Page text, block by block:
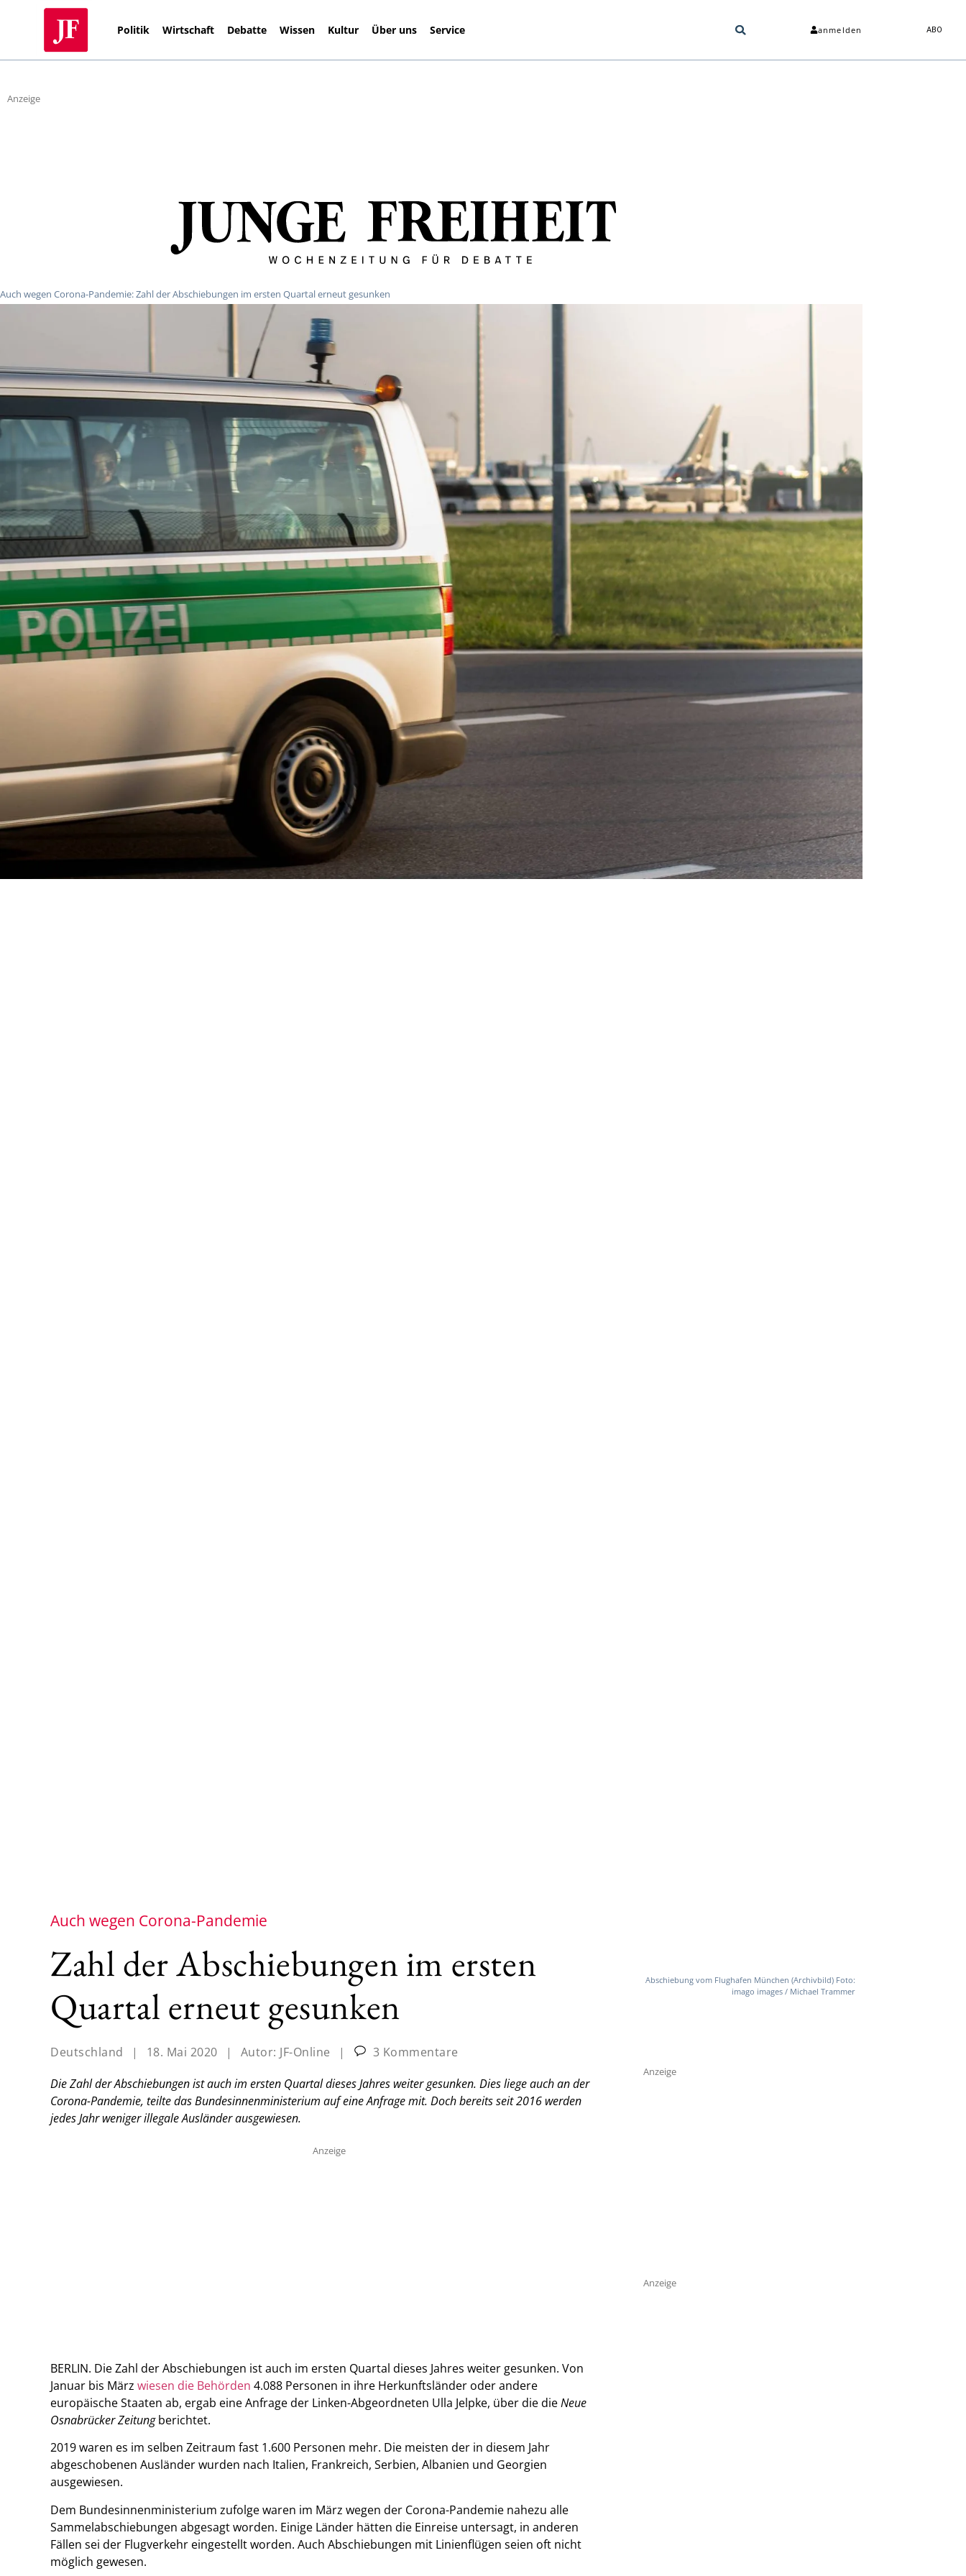
Politik Wirtschaft Debatte Wissen Kultur Über uns Service anmelden ABO
Anzeige
Auch wegen Corona-Pandemie: Zahl der Abschiebungen im ersten Quartal erneut gesunken
Auch wegen Corona-Pandemie
Zahl der Abschiebungen im ersten
Quartal erneut gesunken
Deutschland | 18. Mai 2020 | Autor: JF-Online |
3 Kommentare
Die Zahl der Abschiebungen ist auch im ersten Quartal dieses Jahres weiter gesunken. Dies liege auch an der
Corona-Pandemie, teilte das Bundesinnenministerium auf eine Anfrage mit. Doch bereits seit 2016 werden
jedes Jahr weniger illegale Ausländer ausgewiesen.
Anzeige
BERLIN. Die Zahl der Abschiebungen ist auch im ersten Quartal dieses Jahres weiter gesunken. Von
Januar bis März wiesen die Behörden 4.088 Personen in ihre Herkunftsländer oder andere
europäische Staaten ab, ergab eine Anfrage der Linken-Abgeordneten Ulla Jelpke, über die dieNeue
Osnabrücker Zeitungberichtet.
2019 waren es im selben Zeitraum fast 1.600 Personen mehr. Die meisten der in diesem Jahr
abgeschobenen Ausländer wurden nach Italien, Frankreich, Serbien, Albanien und Georgien
ausgewiesen.
Dem Bundesinnenministerium zufolge waren im März wegen der Corona-Pandemie nahezu alle
Sammelabschiebungen abgesagt worden. Einige Länder hätten die Einreise untersagt, in anderen
Fällen sei der Flugverkehr eingestellt worden. Auch Abschiebungen mit Linienflügen seien oft nicht
möglich gewesen.
Abschiebung vom Flughafen München (Archivbild) Foto:
imago images / Michael Trammer
Anzeige
Anzeige